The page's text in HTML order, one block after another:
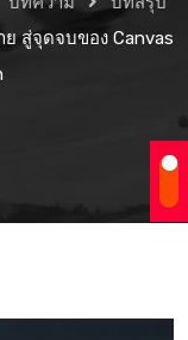
ย สู่จุดจบของ Canvas